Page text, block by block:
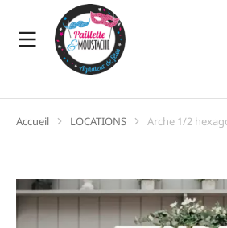
Vous êtes ici :
Accueil LOCATIONS Arche 1/2